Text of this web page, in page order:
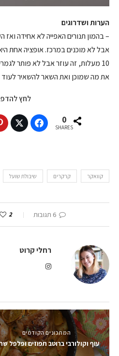
הערות ושדרוגים
– בהמון תנורים האפייה לא אחידה ואז
אבל לא מוכנים במרכז. אופציה אחת
10 מעלות, זה עוזר אבל לא פותר
את מה שמוכן ואת השאר להשאיר
לחץ
0
SHARES
קוואקר קרקרים שיבולת שועל
6 תגובות 2
רחלי קרוט
המתכונים הקודמים
עוף וקולורבי ברוטב תפוזים ופלפל